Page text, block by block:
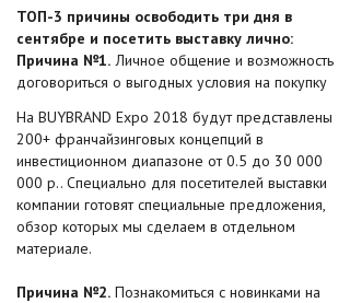
ТОП-3 причины освободить три дня в
сентябре и посетить выставку лично:
Причина №1. Личное общение и возможность
договориться о выгодных условия на покупку
На BUYBRAND Expo 2018 будут представлены
200+ франчайзинговых концепций в
инвестиционном диапазоне от 0.5 до 30 000
000 р.. Специально для посетителей выставки
компании готовят специальные предложения,
обзор которых мы сделаем в отдельном
материале.
Причина №2. Познакомиться с новинками на